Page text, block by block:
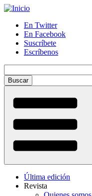
Pasar
contenido
principal
Menú
auxiliar
En Twitter
En Facebook
Suscríbete
Escríbenos
Última edición
Revista